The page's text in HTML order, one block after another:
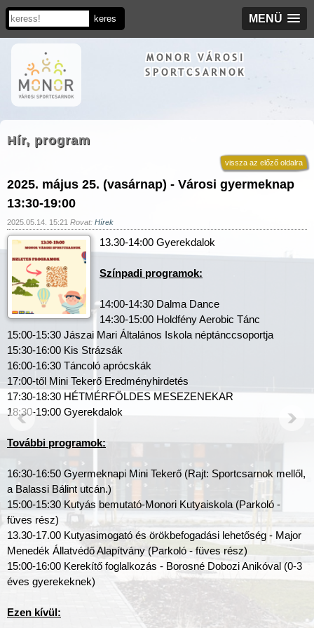
MENÜ
MONOR VÁROSI
SPORTCSARNOK
Hír, program
vissza az előző oldalra
2025. május 25. (vasárnap) - Városi gyermeknap
13:30-19:00
2025.05.14. 15:21 Rovat: Hírek
13.30-14:00 Gyerekdalok
Színpadi programok:
14:00-14:30 Dalma Dance
14:30-15:00 Holdfény Aerobic Tánc
15:00-15:30 Jászai Mari Általános Iskola néptánccsoportja
15:30-16:00 Kis Strázsák
16:00-16:30 Táncoló aprócskák
17:00-től Mini Tekerő Eredményhirdetés
17:30-18:30 HÉTMÉRFÖLDES MESEZENEKAR
18:30-19:00 Gyerekdalok
További programok:
16:30-16:50 Gyermeknapi Mini Tekerő (Rajt: Sportcsarnok mellől,
a Balassi Bálint utcán.)
15:00-15:30 Kutyás bemutató-Monori Kutyaiskola (Parkoló -
füves rész)
13.30-17.00 Kutyasimogató és örökbefogadási lehetőség - Major
Menedék Állatvédő Alapítvány (Parkoló - füves rész)
15:00-16:00 Kerekítő foglalkozás - Borosné Dobozi Anikóval (0-3
éves gyerekeknek)
Ezen kívül: